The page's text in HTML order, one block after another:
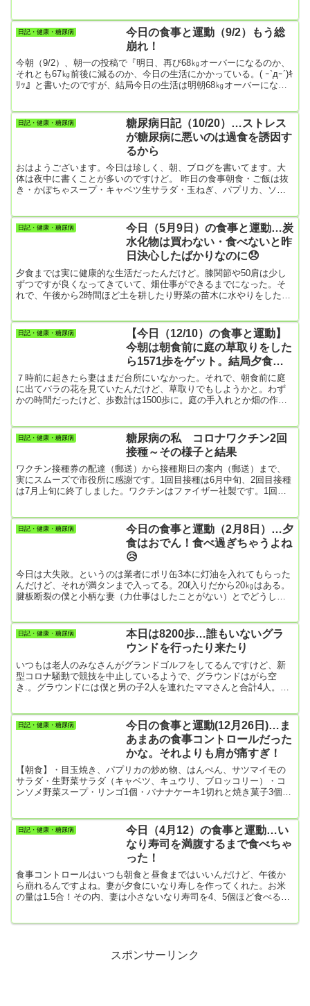
の揚げ物・アイスクリーム【運動】羽田空港の旅客機事故をテレビ
で見ていたら、もう9時前になりました。400名近い乗客と乗員全員
が助かったのは、衝突の映像を見るにつけ奇跡的だと思います。本
当に良かっ...
日記・健康・糖尿病
今日の食事と運動（9/2）もう総
崩れ！
今朝（9/2）、朝一の投稿で『明日、再び68㎏オーバーになるのか、
それとも67㎏前後に減るのか、今日の生活にかかっている。( ｰ`дｰ´)ｷ
ﾘｯ』と書いたのですが、結局今日の生活は明朝68㎏オーバーになる
今日はディサービスなので、お昼は僕一人。ホット一息している
と、前から残っていた「ラ王のインスタント冷麺」が気になりだし
た。炭水化物はダメだと言っても、コーヒーばっかり飲んで...
日記・健康・糖尿病
糖尿病日記（10/20）…ストレス
が糖尿病に悪いのは過食を誘因す
るから
おはようございます。今日は珍しく、朝、ブログを書いてます。大
体は夜中に書くことが多いのですけど。 昨日の食事朝食・ご飯は抜
き・かぼちゃスープ・キャベツ生サラダ・玉ねぎ、パプリカ、ソー
食…お昼を抜くので都合さえつけば、早めの夕食をとることが多い
です。昨日は午後3時半頃、食べました。・菓子パン2個・ケーキ
（モンブラン）1個・ペヤング大盛り1個大盛りを妻と2人で分けて食
日記・健康・糖尿病
今日（5月9日）の食事と運動…炭
水化物は買わない・食べないと昨
日決心したばかりなのに😞
夕食までは実に健康的な生活だったんだけど。膝関節や50肩は少し
ずつですが良くなってきていて、畑仕事ができるまでになった。そ
れで、午後から2時間ほど土を耕したり野菜の苗木に水やりをした。
くと体の節々が痛く何だか甘い物を食べたくなってきた。（まだま
だ、50肩の独特の痛みは消えていない）結局、冷凍庫のアイスクリ
ームを2個食べ、その後バタピーを150ｇほど食べてしまった。アイ
日記・健康・糖尿病
【今日（12/10）の食事と運動】
今朝は朝食前に庭の草取りをした
ら1571歩をゲット。結局夕食は
カレーライスをお代わり！
７時前に起きたら妻はまだ台所にいなかった。それで、朝食前に庭
に出てバラの花を見ていたんだけど、草取りでもしようかと。わず
かの時間だったけど、歩数計は1500歩に。庭の手入れとか畑の作業
です。ちなみに昨日の散歩数は、頑張って夜散歩に出かけたので
9000歩台まで伸ばしました。こんなことで今日がスタートしまし
た。今日あたり天候が下り坂かと思っていたけど、雲間から太陽が
輝き僕の気持ちも...
日記・健康・糖尿病
糖尿病の私 コロナワクチン2回
接種～その様子と結果
ワクチン接種券の配達（郵送）から接種期日の案内（郵送）まで、
実にスムーズで市役所に感謝です。1回目接種は6月中旬、2回目接種
は7月上旬に終了しました。ワクチンはファイザー社製です。1回目
ん。みなさん、マスクはかけていました。係員の案内もスムーズで
した。しばらく待っていたら順番が回ってきて、左腕の上腕部に注
射針をズブリと刺して一瞬で終わりました。針を刺す痛みが少しあ
日記・健康・糖尿病
今日の食事と運動（2月8日）…夕
食はおでん！食べ過ぎちゃうよね
😥
今日は大失敗。というのは業者にポリ缶3本に灯油を入れてもらった
んだけど、それが満タンまで入ってる。20ℓ入りだから20㎏はある。
腱板断裂の僕と小柄な妻（力仕事はしたことがない）とでどうしろ
身体的トラブルが起こってるよ。＿|￣|○業者に「灯油缶の半分まで
入れて」と御願いすりゃよかった。後の祭り！！！【朝食】・目玉
焼き、キャベツ＆ブロッコリー、一正のはんぺん【昼食】・昨日の
炊き込...
日記・健康・糖尿病
本日は8200歩…誰もいないグラ
ウンドを行ったり来たり
いつもは老人のみなさんがグランドゴルフをしてるんですけど、新
型コロナ騒動で競技を中止しているようで、グラウンドはがら空
き.。グラウンドには僕と男の子2人を連れたママさんと合計4人。完
ヶ月は毎日、ほぼ1万歩は歩いていたのですが、4日前の血液検査で
はHbA1cが6.3でした。半年前に、8.3まで悪化していたのが嘘のよう
日記・健康・糖尿病
今日の食事と運動(12月26日)…ま
あまあの食事コントロールだった
かな。それよりも肩が痛すぎ！
【朝食】・目玉焼き、パプリカの炒め物、はんぺん、サツマイモの
サラダ・生野菜サラダ（キャベツ、キュウリ、ブロッコリー）・コ
ンソメ野菜スープ・リンゴ1個・バナナケーキ1切れと焼き菓子3個※
頃、目が覚めて何もすることがない。横になると肩が痛いので立っ
ているか座っているしかないのだ。両肩の痛みが出てから知ったん
だけど、仰向けで横たわる姿勢は両肩の関節に負担をかける姿勢ら
日記・健康・糖尿病
今日（4月12）の食事と運動…い
なり寿司を満腹するまで食べちゃ
った！
食事コントロールはいつも朝食と昼食まではいいんだけど、午後か
ら崩れるんですよね。妻が夕食にいなり寿しを作ってくれた。お米
の量は1.5合！その内、妻は小さないなり寿司を4、5個ほど食べるの
お米の量は、1.2合ほどなので大したことないと思うんだけど、いけ
スポンサーリンク